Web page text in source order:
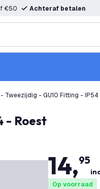
€50 Achteraf betalen
Tweezijdig - GU10 Fitting -
- Roest
14,95
Op voorraad